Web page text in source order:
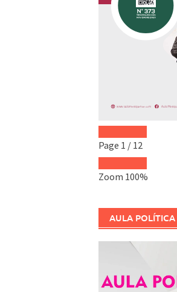
Page 1 / 12
Zoom 100%
AULA POLÍTICA